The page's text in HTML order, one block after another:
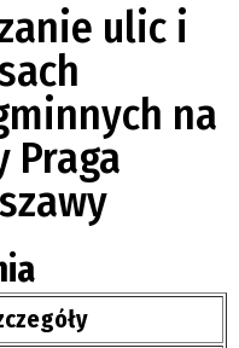
ulic i
na
Praga